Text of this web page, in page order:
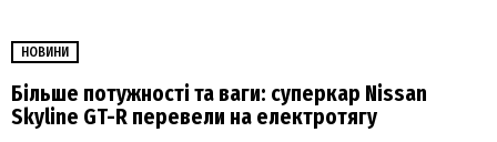
НОВИНИ
Більше потужності та ваги: суперкар Nissan
Skyline GT-R перевели на електротягу